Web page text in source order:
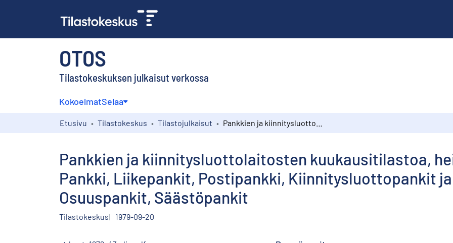
OTOS
Tilastokeskuksen julkaisut verkossa
KokoelmatSelaa
Etusivu Tilastokeskus Tilastojulkaisut
Pankkien ja kiinnitysluottolaitosten kuukausitilastoa,
Pankki, Liikepankit, Postipankki, Kiinnitysluottopankit
Osuuspankit, Säästöpankit
Tilastokeskus 1979-09-20